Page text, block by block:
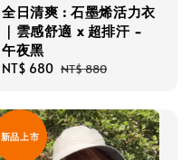
全日清爽 : 石墨烯活力衣
｜雲感舒適 x 超排汗 -
午夜黑
Sale
NT$ 680 Regular
NT$ 880
新品上市